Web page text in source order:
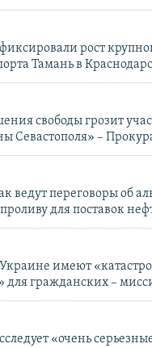
рост
Тамань в
свободы грозит
Севастополя» –
ведут переговоры об
для поставок
имеют
для гражданских –
«очень